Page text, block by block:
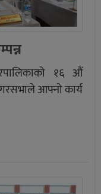
१६ औं
आफ्नो कार्य